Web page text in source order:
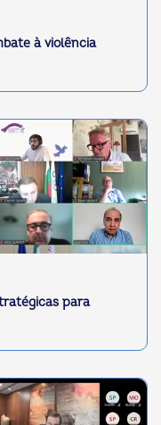
à violência
para